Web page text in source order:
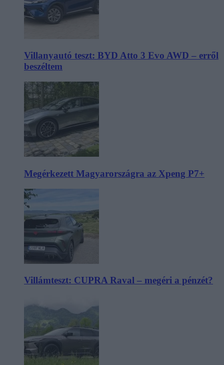
Villanyautó teszt: BYD Atto 3 Evo AWD – erről
beszéltem
Megérkezett Magyarországra az Xpeng P7+
Villámteszt: CUPRA Raval – megéri a pénzét?